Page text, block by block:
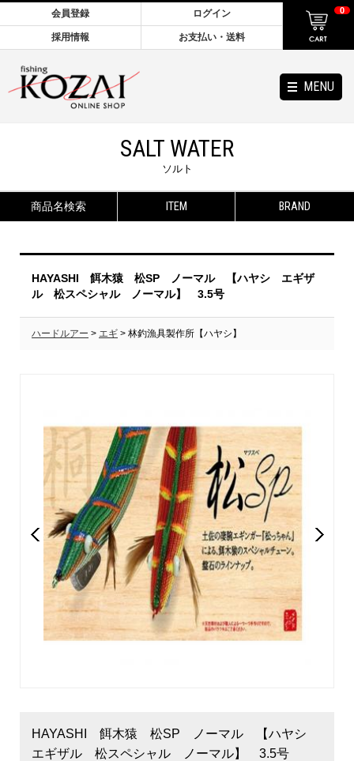
MENU
会員登録 ログイン
採用情報 お支払い・送料
0
SALT WATER
ソルト
商品名検索 ITEM BRAND
HAYASHI 餌木猿 松SP ノーマル 【ハヤシ エギザ
ル 松スペシャル ノーマル】 3.5号
ハードルアー > エギ > 林釣漁具製作所【ハヤシ】
HAYASHI 餌木猿 松SP ノーマル 【ハヤシ
エギザル 松スペシャル ノーマル】 3.5号